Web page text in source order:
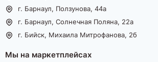
г. Барнаул, Ползунова, 44а
г. Барнаул, Солнечная Поляна, 22а
г. Бийск, Михаила Митрофанова, 2б
Мы на маркетплейсах